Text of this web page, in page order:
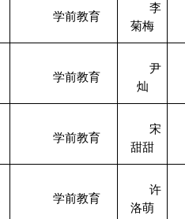
学前教育
李
菊梅
学前教育
尹
灿
学前教育
宋
甜甜
学前教育
许
洛萌